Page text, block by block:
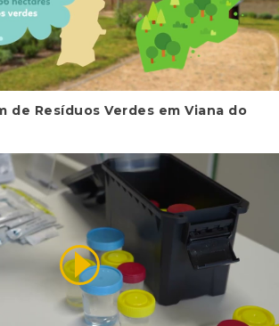
de Resíduos Verdes em Viana do